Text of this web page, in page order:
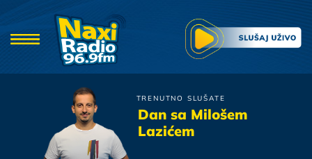
TRENUTNO SLUŠATE
Dan sa Milošem
Lazićem
Zeljko Joksimovic